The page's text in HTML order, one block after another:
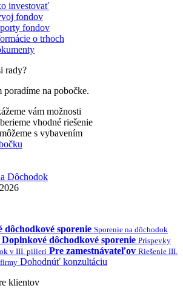
investovať
fondov
fondov
o trhoch
rady?
poradíme na pobočke.
vám možnosti
vhodné riešenie
s vybavením
Dôchodok
dôchodkové sporenie Sporenie na dôchodok
Doplnkové dôchodkové sporenie Príspevky
v III. pilieri Pre zamestnávateľov Riešenie III.
Dohodnúť konzultáciu
klientov